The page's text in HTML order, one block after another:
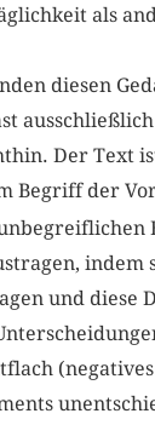
als
diesen
Der Text
Begriff der
indem
und